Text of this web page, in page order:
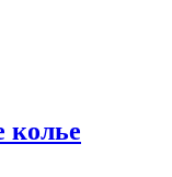
колье